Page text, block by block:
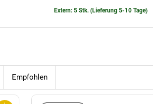
Extern: 5 Stk. (Lieferung 5-10 Tage)
Empfohlen